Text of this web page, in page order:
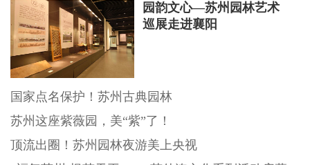
园韵文心—苏州园林艺术
巡展走进襄阳
国家点名保护！苏州古典园林
苏州这座紫薇园，美“紫”了！
顶流出圈！苏州园林夜游美上央视